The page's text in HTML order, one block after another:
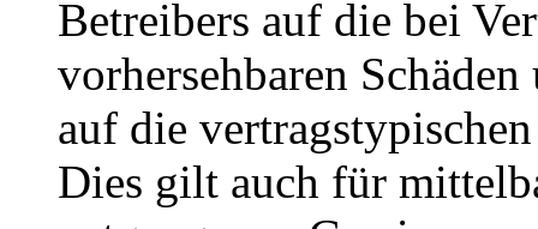
Betreibers auf die bei
vorhersehbaren
auf die
Dies gilt auch für